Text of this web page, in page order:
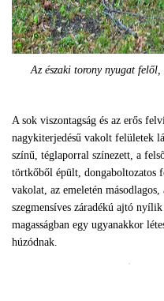
Az északi torony nyugat
A sok viszontagság és az erős
nagykiterjedésű vakolt felületek
színű, téglaporral színezett, a
törtkőből épült, dongaboltozatos
vakolat, az emeletén
szegmensíves záradékú ajtó
magasságban egy ugyanakkor
húzódnak.